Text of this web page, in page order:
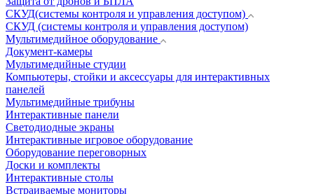
СКУД(системы контроля и управления доступом)
СКУД (системы контроля и управления доступом)
Мультимедийное оборудование
Документ-камеры
Мультимедийные студии
Компьютеры, стойки и аксессуары для интерактивных
панелей
Мультимедийные трибуны
Интерактивные панели
Светодиодные экраны
Интерактивные игровое оборудование
Оборудование переговорных
Доски и комплекты
Интерактивные столы
Встраиваемые мониторы